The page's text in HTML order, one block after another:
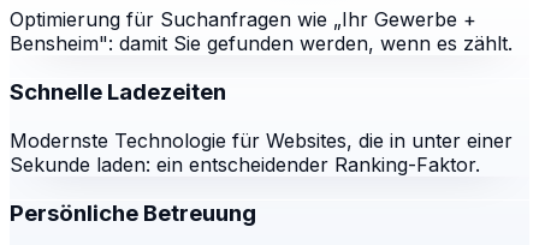
Optimierung für Suchanfragen wie „Ihr Gewerbe +
Bensheim": damit Sie gefunden werden, wenn es zählt.
Schnelle Ladezeiten
Modernste Technologie für Websites, die in unter einer
Sekunde laden: ein entscheidender Ranking-Faktor.
Persönliche Betreuung